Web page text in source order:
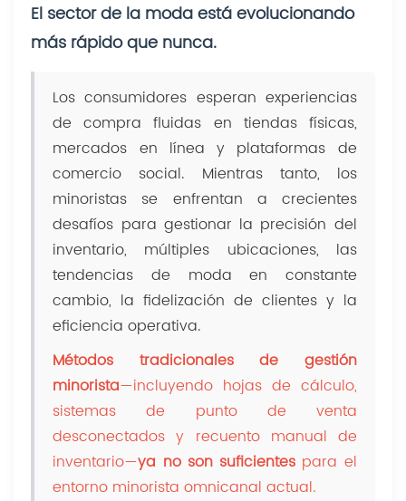
El sector de la moda está evolucionando
más rápido que nunca.
Los consumidores esperan experiencias
de compra fluidas en tiendas físicas,
mercados en línea y plataformas de
comercio social. Mientras tanto, los
minoristas se enfrentan a crecientes
desafíos para gestionar la precisión del
inventario, múltiples ubicaciones, las
tendencias de moda en constante
cambio, la fidelización de clientes y la
eficiencia operativa.
Métodos tradicionales de gestión
minorista—incluyendo hojas de cálculo,
sistemas de punto de venta
desconectados y recuento manual de
inventario—ya no son suficientes para el
entorno minorista omnicanal actual.